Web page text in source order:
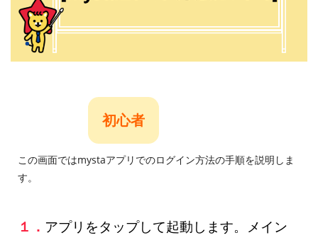
初心者
この画面ではmystaアプリでのログイン方法の手順を説明しま
す。
１． アプリをタップして起動します。メイン